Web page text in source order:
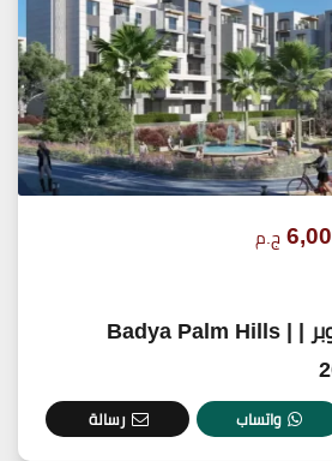
ج.م
بادية بالم هيلز اكتوبر | Badya Palm Hills |
واتساب رسالة